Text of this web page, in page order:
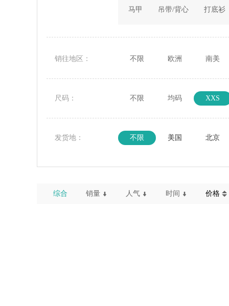
马甲
吊带/背心 打底衫
销往地区： 不限 欧洲 南美
尺码： 不限 均码 XXS
发货地： 不限 美国 北京
综合 销量 人气 时间 价格